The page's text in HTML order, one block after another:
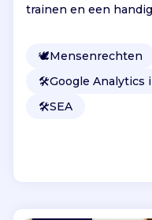
trainen en een
🕊Mensenrechten
🛠️Google Analytics
🛠️SEA